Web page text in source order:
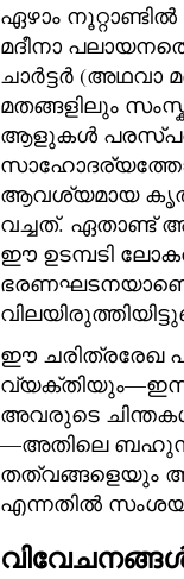
ഏഴാം
മദീനാ
ചാര്‍ട്ടര്‍ (അഥവാ
മതങ്ങളിലും
ആളുകള്‍
ആവശ്യമായ
വച്ചത്. ഏതാണ്ട്
ഈ ഉടമ്പടി
ഈ ചരിത്രരേഖ
അവരുടെ
—അതിലെ
തത്വങ്ങളെയും
എന്നതില്‍